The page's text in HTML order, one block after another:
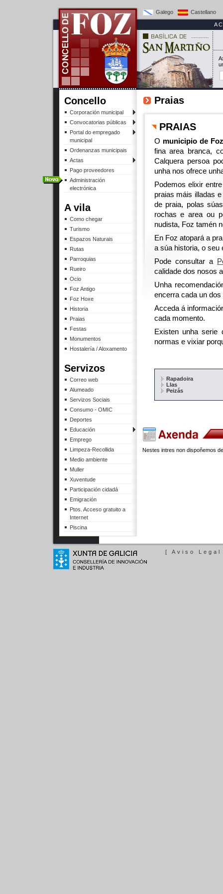
Galego Castellano
Concello
Corporación municipal
Convocatorias públicas
Portal do empregado
municipal
Ordenanzas municipais
Actas
Pago proveedores
Administración
electrónica
A vila
Como chegar
Turismo
Espazos Naturais
Rutas
Parroquias
Rueiro
Ocio
Foz Antigo
Foz Hoxe
Historia
Praias
Festas
Monumentos
Hostalería / Aloxamento
Servizos
Correo web
Alumeado
Servizos Sociais
Consumo - OMIC
Deportes
Educación
Emprego
Limpeza-Recollida
Medio ambiente
Muller
Xuventude
Participación cidadá
Emigración
Ptos. Acceso gratuito a
Internet
Piscina
Praias
PRAIAS
O municipio de Foz
fina area branca,
Calquera persoa
unha nos ofrece
Podemos elixir
praias máis illadas
de praia, polas
rochas e area ou
nudista, Foz tamén
En Foz atopará a
a súa historia, o seu
Pode consultar a
calidade dos nosos
Unha
encerra cada un
Acceda á
cada momento.
Existen unha
normas e vixiar
Rapadoira
Llas
Peizás
Nestes intres non dispoñemos
[ Aviso